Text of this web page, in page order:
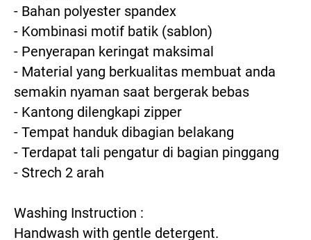
- Bahan polyester spandex
- Kombinasi motif batik (sablon)
- Penyerapan keringat maksimal
- Material yang berkualitas membuat anda
semakin nyaman saat bergerak bebas
- Kantong dilengkapi zipper
- Tempat handuk dibagian belakang
- Terdapat tali pengatur di bagian pinggang
- Strech 2 arah
Washing Instruction :
Handwash with gentle detergent.